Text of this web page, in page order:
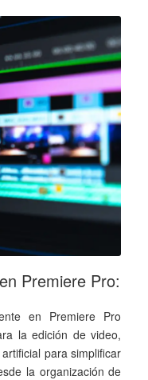
Premiere Pro:
en Premiere Pro
la edición de video,
para simplificar
la organización de